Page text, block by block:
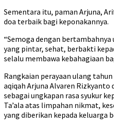
Sementara itu, paman Arjuna,
doa terbaik bagi keponakannya.
“Semoga dengan bertambahnya
yang pintar, sehat, berbakti
selalu membawa kebahagiaan
Rangkaian perayaan ulang
aqiqah Arjuna Alvaren
sebagai ungkapan rasa syukur
Ta’ala atas limpahan nikmat,
yang diberikan kepada keluarga